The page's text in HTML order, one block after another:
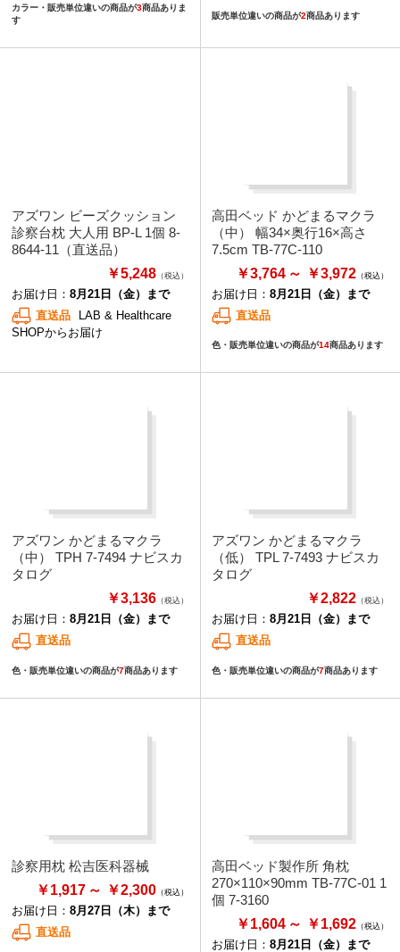
カラー・販売単位違いの商品が3商品ありま
す
販売単位違いの商品が2商品あります
アズワン ビーズクッション
診察台枕 大人用 BP-L 1個 8-
8644-11（直送品）
￥5,248 （税込）
お届け日： 8月21日（金）まで
直送品
LAB & Healthcare
SHOPからお届け
高田ベッド かどまるマクラ
（中） 幅34×奥行16×高さ
7.5cm TB-77C-110
￥3,764
￥3,972
お届け日： 8月21日（金）まで
直送品
色・販売単位違いの商品が14商品あります
アズワン かどまるマクラ
（中） TPH 7-7494 ナビスカ
タログ
￥3,136 （税込）
お届け日： 8月21日（金）まで
直送品
色・販売単位違いの商品が7商品あります
アズワン かどまるマクラ
（低） TPL 7-7493 ナビスカ
タログ
￥2,822 （税込）
お届け日： 8月21日（金）まで
直送品
色・販売単位違いの商品が7商品あります
診察用枕 松吉医科器械
￥1,917
￥2,300
お届け日： 8月27日（木）まで
直送品
高田ベッド製作所 角枕
270×110×90mm TB-77C-01 1
個 7-3160
￥1,604
￥1,692
お届け日： 8月21日（金）まで